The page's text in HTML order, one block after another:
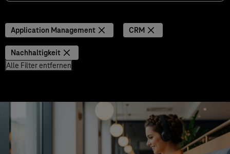
Application Management CRM
Nachhaltigkeit
Alle Filter entfernen